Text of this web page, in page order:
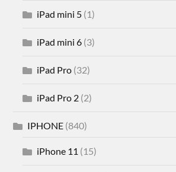
iPad mini 5 (1)
iPad mini 6 (3)
iPad Pro (32)
iPad Pro 2 (2)
IPHONE (840)
iPhone 11 (15)